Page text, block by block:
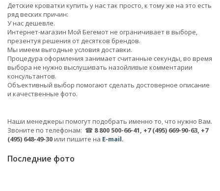
Детские кроватки купить у нас так просто, к тому же на это есть
ряд веских причин:
У нас дешевле.
Интернет-магазин Мой Бегемот не ограничивает в выборе,
презентуя решения от десятков брендов.
Мы имеем выгодные условия доставки.
Процедура оформления занимает считанные секунды, во время
выбора не нужно выслушивать назойливые комментарии
консультантов.
Объективный выбор помогают сделать достоверное описание
и качественные фото.
Наши менеджеры помогут подобрать именно то, что нужно Вам.
Звоните по телефонам: ☎ 8 800 500-66-41, +7 (495) 669-90-63, +7
(495) 648-49-30или пишите на E-mail.
Последние фото